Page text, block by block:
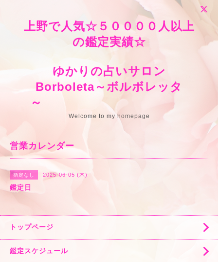
上野で人気☆５００００人以上
の鑑定実績☆
ゆかりの占いサロン
Borboleta～ボルボレッタ
～
Welcome to my homepage
営業カレンダー
指定なし 2025-06-05 (木)
鑑定日
トップページ
鑑定スケジュール